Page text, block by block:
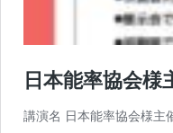
日本能率協会様
講演名 日本能率協会様主